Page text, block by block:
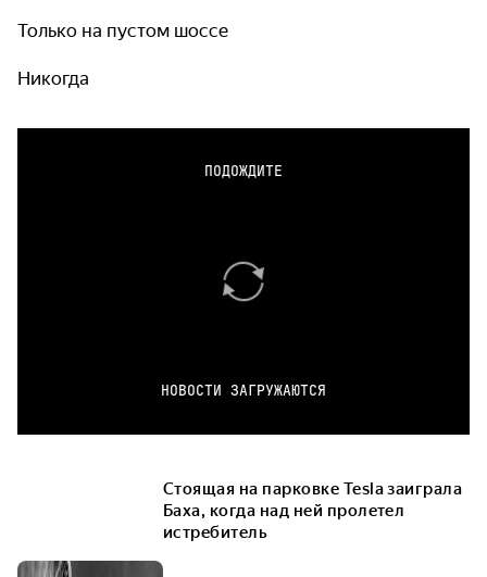
Только на пустом шоссе
Никогда
ПОДОЖДИТЕ
НОВОСТИ ЗАГРУЖАЮТСЯ
Стоящая на парковке Tesla заиграла
Баха, когда над ней пролетел
истребитель